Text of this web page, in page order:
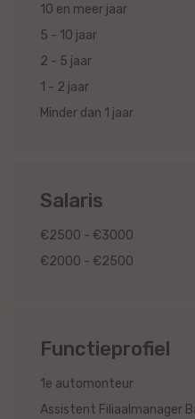
10 en meer jaar
5 - 10 jaar
2 - 5 jaar
1 - 2 jaar
Minder dan 1 jaar
Salaris
€2500 - €3000
€2000 - €2500
Functieprofiel
1e automonteur
Assistent Filiaalmanager